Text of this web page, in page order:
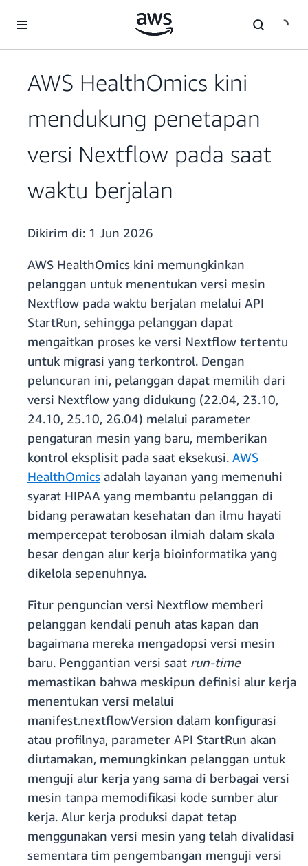
AWS HealthOmics kini
mendukung penetapan
versi Nextflow pada saat
waktu berjalan
Dikirim di: 1 Jun 2026
AWS HealthOmics kini memungkinkan
pelanggan untuk menentukan versi mesin
Nextflow pada waktu berjalan melalui API
StartRun, sehingga pelanggan dapat
mengaitkan proses ke versi Nextflow tertentu
untuk migrasi yang terkontrol. Dengan
peluncuran ini, pelanggan dapat memilih dari
versi Nextflow yang didukung (22.04, 23.10,
24.10, 25.10, 26.04) melalui parameter
pengaturan mesin yang baru, memberikan
kontrol eksplisit pada saat eksekusi. AWS
HealthOmics adalah layanan yang memenuhi
syarat HIPAA yang membantu pelanggan di
bidang perawatan kesehatan dan ilmu hayati
mempercepat terobosan ilmiah dalam skala
besar dengan alur kerja bioinformatika yang
dikelola sepenuhnya.
Fitur penguncian versi Nextflow memberi
pelanggan kendali penuh atas kapan dan
bagaimana mereka mengadopsi versi mesin
baru. Penggantian versi saat run-time
memastikan bahwa meskipun definisi alur kerja
menentukan versi melalui
manifest.nextflowVersion dalam konfigurasi
atau profilnya, parameter API StartRun akan
diutamakan, memungkinkan pelanggan untuk
menguji alur kerja yang sama di berbagai versi
mesin tanpa memodifikasi kode sumber alur
kerja. Alur kerja produksi dapat tetap
menggunakan versi mesin yang telah divalidasi
sementara tim pengembangan menguji versi